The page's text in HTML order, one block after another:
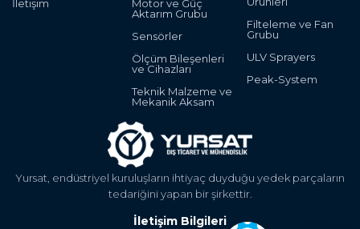
Yursat, endüstriyel kuruluşların ihtiyaç duyduğu yedek parçaların
tedariğini yapan bir şirkettir.
İletişim
Motor ve Güç
Aktarım Grubu
Sensörler
Ölçüm Bileşenleri
ve Cihazları
Teknik Malzeme ve
Mekanik Aksam
Filteleme ve Fan
Grubu
ULV Sprayers
Peak-System
İletişim Bilgileri